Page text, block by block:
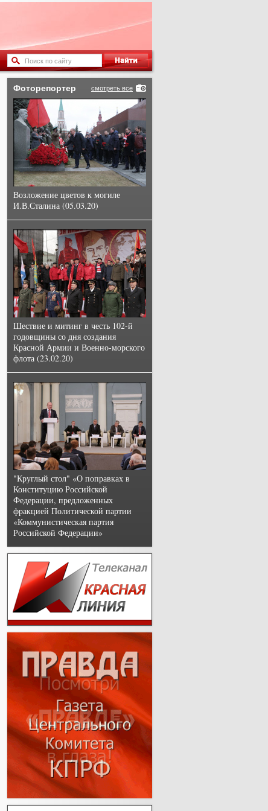
смотреть все
Фоторепортер
Возложение цветов к могиле
И.В.Сталина (05.03.20)
Шествие и митинг в честь 102-й
годовщины со дня создания
Красной Армии и Военно-морского
флота (23.02.20)
"Круглый стол" «О поправках в
Конституцию Российской
Федерации, предложенных
фракцией Политической партии
«Коммунистическая партия
Российской Федерации»